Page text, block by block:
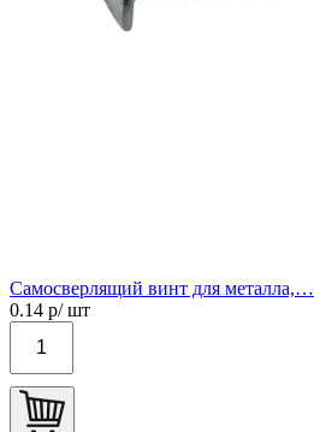
Самосверлящий винт для металла,…
0.14 р/ шт